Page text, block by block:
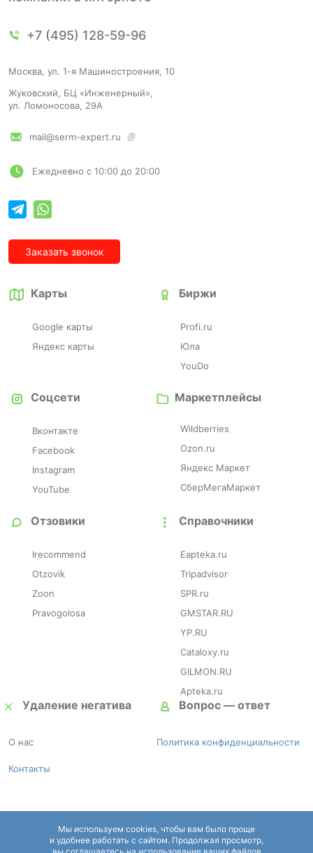
+7 (495) 128-59-96
Москва, ул. 1-я Машиностроения, 10
Жуковский, БЦ «Инженерный»,
ул. Ломоносова, 29А
mail@serm-expert.ru
Ежедневно с 10:00 до 20:00
Заказать звонок
О нас
Контакты
Политика конфиденциальности
Карты
Google карты
Яндекс карты
Биржи
Profi.ru
Юла
YouDo
Соцсети
Вконтакте
Facebook
Instagram
YouTube
Справочники
Eapteka.ru
Tripadvisor
SPR.ru
GMSTAR.RU
YP.RU
Cataloxy.ru
GILMON.RU
Apteka.ru
Удаление негатива Вопрос — ответ
Отзовики
Irecommend
Otzovik
Zoon
Pravogolosa
Маркетплейсы
Wildberries
Ozon.ru
Яндекс Маркет
СберМегаМаркет
Комплексный интернет маркетинг –Smart Sell Group
Мы используем cookies, чтобы вам было проще
и удобнее работать с сайтом. Продолжая просмотр,